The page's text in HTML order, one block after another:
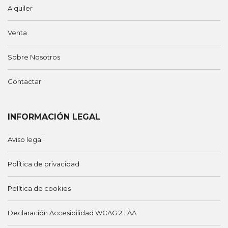
Alquiler
Venta
Sobre Nosotros
Contactar
INFORMACIÓN LEGAL
Aviso legal
Política de privacidad
Política de cookies
Declaración Accesibilidad WCAG 2.1 AA